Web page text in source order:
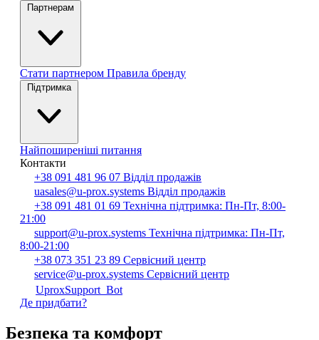
Партнерам
Стати партнером Правила бренду
Підтримка
Найпоширеніші питання
Контакти
+38 091 481 96 07 Відділ продажів
uasales@u-prox.systems Відділ продажів
+38 091 481 01 69 Технічна підтримка: Пн-Пт, 8:00-
21:00
support@u-prox.systems Технічна підтримка: Пн-Пт,
8:00-21:00
+38 073 351 23 89 Сервісний центр
service@u-prox.systems Сервісний центр
UproxSupport_Bot
Де придбати?
Безпека та комфорт